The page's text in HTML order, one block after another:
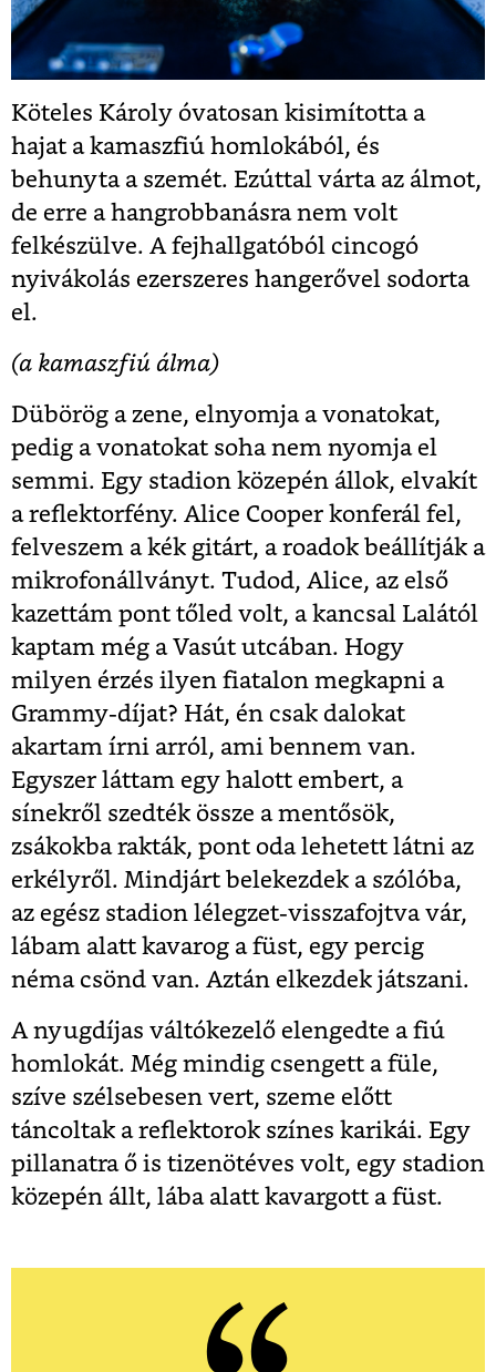
Köteles Károly óvatosan kisimította a
hajat a kamaszfiú homlokából, és
behunyta a szemét. Ezúttal várta az álmot,
de erre a hangrobbanásra nem volt
felkészülve. A fejhallgatóból cincogó
nyivákolás ezerszeres hangerővel sodorta
el.
(a kamaszfiú álma)
Dübörög a zene, elnyomja a vonatokat,
pedig a vonatokat soha nem nyomja el
semmi. Egy stadion közepén állok, elvakít
a reflektorfény. Alice Cooper konferál fel,
felveszem a kék gitárt, a roadok beállítják a
mikrofonállványt. Tudod, Alice, az első
kazettám pont tőled volt, a kancsal Lalától
kaptam még a Vasút utcában. Hogy
milyen érzés ilyen fiatalon megkapni a
Grammy-díjat? Hát, én csak dalokat
akartam írni arról, ami bennem van.
Egyszer láttam egy halott embert, a
sínekről szedték össze a mentősök,
zsákokba rakták, pont oda lehetett látni az
erkélyről. Mindjárt belekezdek a szólóba,
az egész stadion lélegzet-visszafojtva vár,
lábam alatt kavarog a füst, egy percig
néma csönd van. Aztán elkezdek játszani.
A nyugdíjas váltókezelő elengedte a fiú
homlokát. Még mindig csengett a füle,
szíve szélsebesen vert, szeme előtt
táncoltak a reflektorok színes karikái. Egy
pillanatra ő is tizenötéves volt, egy stadion
közepén állt, lába alatt kavargott a füst.